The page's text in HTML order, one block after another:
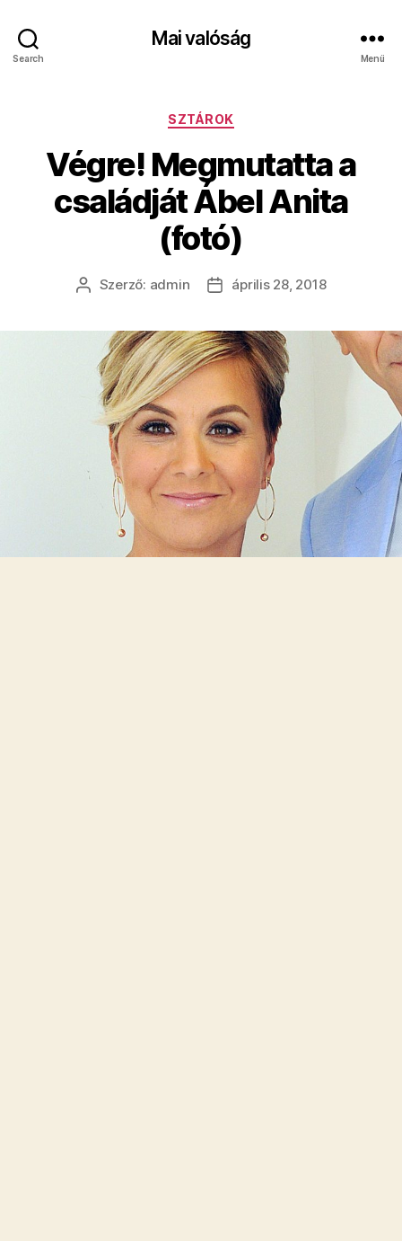
Search
Mai valóság
Menü
Kategóriák
SZTÁROK
Végre! Megmutatta a
családját Ábel Anita
(fotó)
Bejegyzés
Szerző: admin
Bejegyzés
április 28, 2018